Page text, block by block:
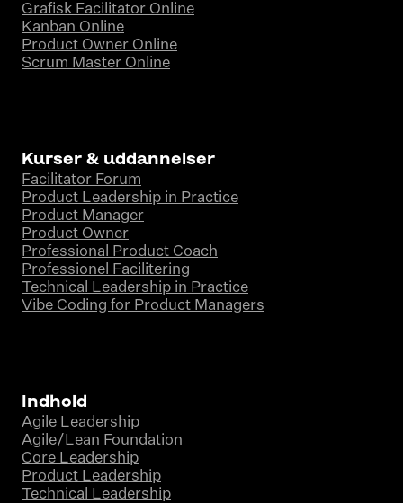
Grafisk Facilitator Online
Kanban Online
Product Owner Online
Scrum Master Online
Kurser & uddannelser
Facilitator Forum
Product Leadership in Practice
Product Manager
Product Owner
Professional Product Coach
Professionel Facilitering
Technical Leadership in Practice
Vibe Coding for Product Managers
Indhold
Agile Leadership
Agile/Lean Foundation
Core Leadership
Product Leadership
Technical Leadership